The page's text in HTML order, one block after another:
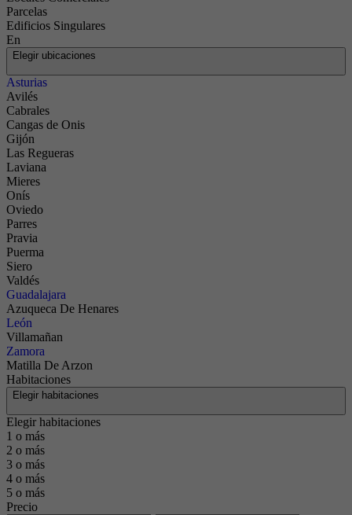
Parcelas
Edificios Singulares
En
Elegir ubicaciones
Asturias
Avilés
Cabrales
Cangas de Onis
Gijón
Las Regueras
Laviana
Mieres
Onís
Oviedo
Parres
Pravia
Puerma
Siero
Valdés
Guadalajara
Azuqueca De Henares
León
Villamañan
Zamora
Matilla De Arzon
Habitaciones
Elegir habitaciones
Elegir habitaciones
1 o más
2 o más
3 o más
4 o más
5 o más
Precio